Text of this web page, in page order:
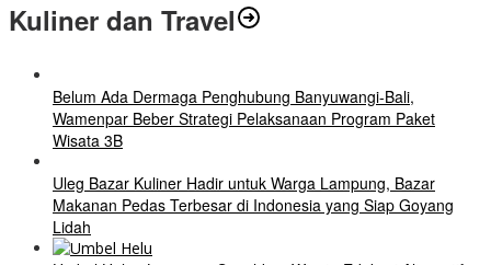
Kuliner dan Travel
Belum Ada Dermaga Penghubung Banyuwangi-Bali,
Wamenpar Beber Strategi Pelaksanaan Program Paket
Wisata 3B
Uleg Bazar Kuliner Hadir untuk Warga Lampung, Bazar
Makanan Pedas Terbesar di Indonesia yang Siap Goyang
Lidah